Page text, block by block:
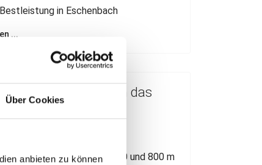
Über Cookies
anbieten zu können
in Eschenbach
...
erstürmen das
in Zirndorf
Medaillensatz geht an 400 und 800 m